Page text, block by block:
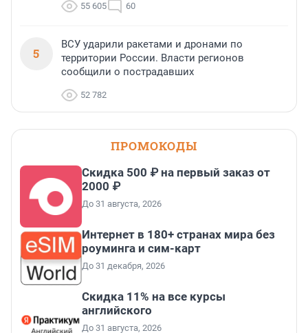
55 605 60
5
ВСУ ударили ракетами и дронами по
территории России. Власти регионов
сообщили о пострадавших
52 782
ПРОМОКОДЫ
Скидка 500 ₽ на первый заказ от
2000 ₽
До 31 августа, 2026
Интернет в 180+ странах мира без
роуминга и сим-карт
До 31 декабря, 2026
Скидка 11% на все курсы
английского
До 31 августа, 2026